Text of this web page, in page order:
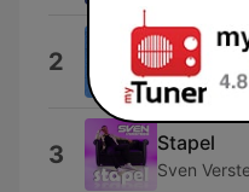
2 Luister
Momentum
3 Stapel
Sven